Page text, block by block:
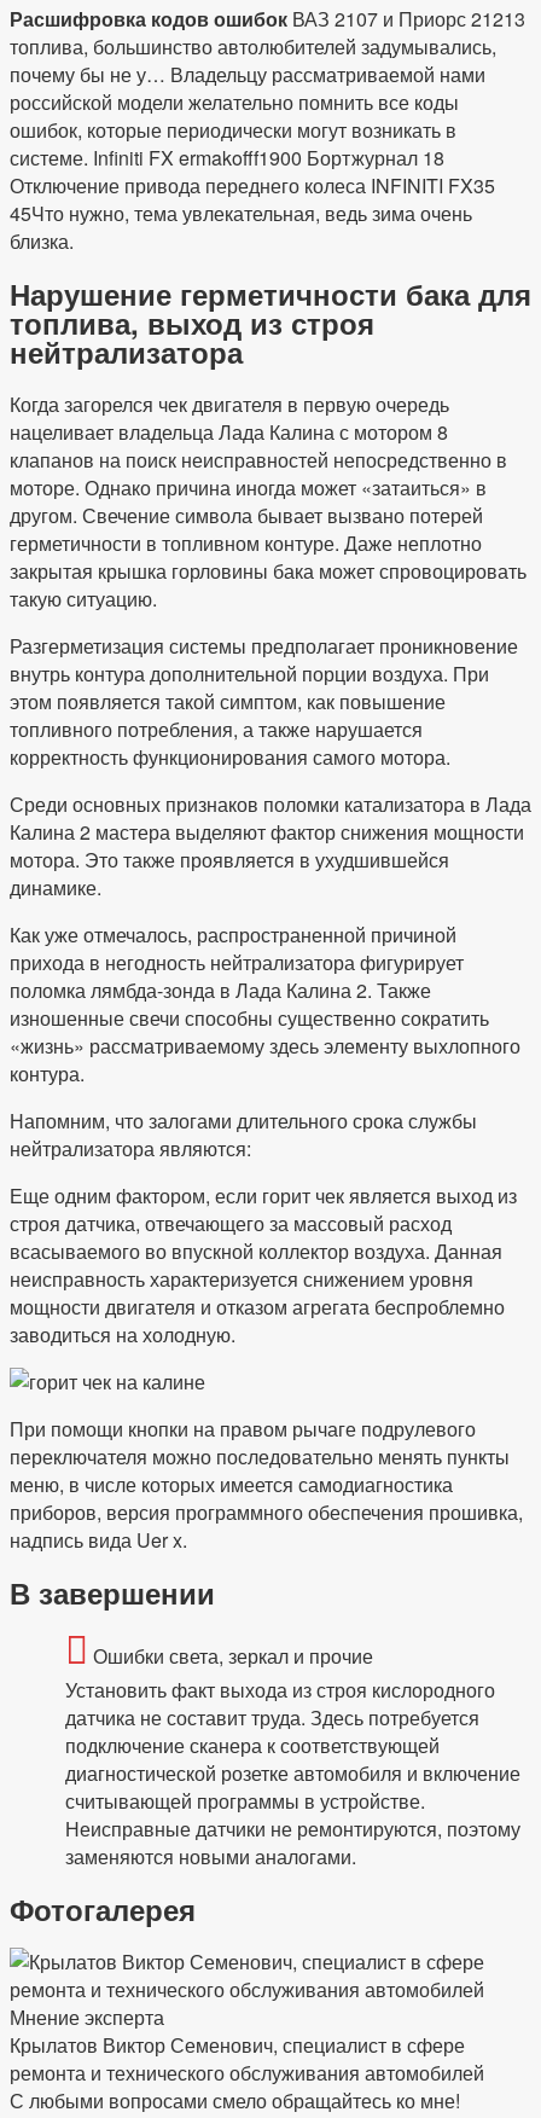
Расшифровка кодов ошибок ВАЗ 2107 и Приорс 21213
топлива, большинство автолюбителей задумывались,
почему бы не у… Владельцу рассматриваемой нами
российской модели желательно помнить все коды
ошибок, которые периодически могут возникать в
системе. Infiniti FX ermakofff1900 Бортжурнал 18
Отключение привода переднего колеса INFINITI FX35
45Что нужно, тема увлекательная, ведь зима очень
близка.
Нарушение герметичности бака для
топлива, выход из строя
нейтрализатора
Когда загорелся чек двигателя в первую очередь
нацеливает владельца Лада Калина с мотором 8
клапанов на поиск неисправностей непосредственно в
моторе. Однако причина иногда может «затаиться» в
другом. Свечение символа бывает вызвано потерей
герметичности в топливном контуре. Даже неплотно
закрытая крышка горловины бака может спровоцировать
такую ситуацию.
Разгерметизация системы предполагает проникновение
внутрь контура дополнительной порции воздуха. При
этом появляется такой симптом, как повышение
топливного потребления, а также нарушается
корректность функционирования самого мотора.
Среди основных признаков поломки катализатора в Лада
Калина 2 мастера выделяют фактор снижения мощности
мотора. Это также проявляется в ухудшившейся
динамике.
Как уже отмечалось, распространенной причиной
прихода в негодность нейтрализатора фигурирует
поломка лямбда-зонда в Лада Калина 2. Также
изношенные свечи способны существенно сократить
«жизнь» рассматриваемому здесь элементу выхлопного
контура.
Напомним, что залогами длительного срока службы
нейтрализатора являются:
Еще одним фактором, если горит чек является выход из
строя датчика, отвечающего за массовый расход
всасываемого во впускной коллектор воздуха. Данная
неисправность характеризуется снижением уровня
мощности двигателя и отказом агрегата беспроблемно
заводиться на холодную.
При помощи кнопки на правом рычаге подрулевого
переключателя можно последовательно менять пункты
меню, в числе которых имеется самодиагностика
приборов, версия программного обеспечения прошивка,
надпись вида Uer x.
В завершении
Ошибки света, зеркал и прочие
Установить факт выхода из строя кислородного
датчика не составит труда. Здесь потребуется
подключение сканера к соответствующей
диагностической розетке автомобиля и включение
считывающей программы в устройстве.
Неисправные датчики не ремонтируются, поэтому
заменяются новыми аналогами.
Фотогалерея
Мнение эксперта
Крылатов Виктор Семенович, специалист в сфере
ремонта и технического обслуживания автомобилей
С любыми вопросами смело обращайтесь ко мне!